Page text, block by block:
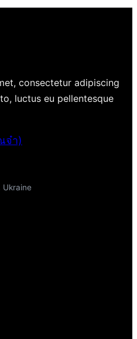
consectetur adipiscing
luctus eu pellentesque
จ๋า)
Ukraine